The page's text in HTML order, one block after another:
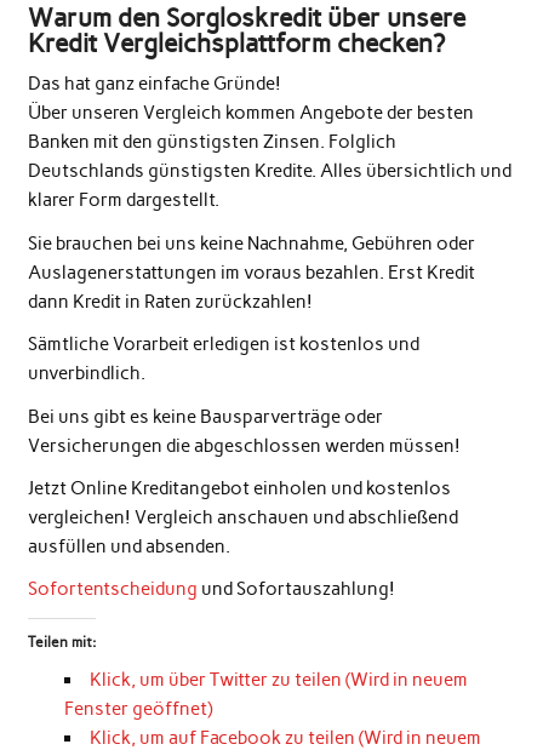
Warum den Sorgloskredit über unsere
Kredit Vergleichsplattform checken?
Das hat ganz einfache Gründe!
Über unseren Vergleich kommen Angebote der besten
Banken mit den günstigsten Zinsen. Folglich
Deutschlands günstigsten Kredite. Alles übersichtlich und
klarer Form dargestellt.
Sie brauchen bei uns keine Nachnahme, Gebühren oder
Auslagenerstattungen im voraus bezahlen. Erst Kredit
dann Kredit in Raten zurückzahlen!
Sämtliche Vorarbeit erledigen ist kostenlos und
unverbindlich.
Bei uns gibt es keine Bausparverträge oder
Versicherungen die abgeschlossen werden müssen!
Jetzt Online Kreditangebot einholen und kostenlos
vergleichen! Vergleich anschauen und abschließend
ausfüllen und absenden.
Sofortentscheidung und Sofortauszahlung!
Teilen mit:
Klick, um über Twitter zu teilen (Wird in neuem
Fenster geöffnet)
Klick, um auf Facebook zu teilen (Wird in neuem